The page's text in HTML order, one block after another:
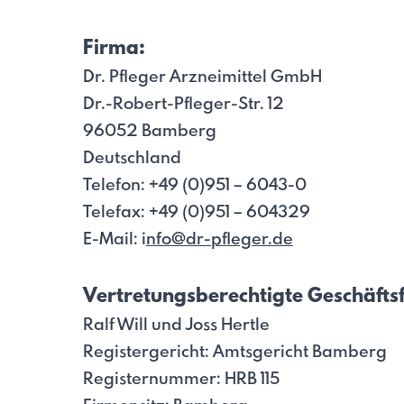
Firma:
Dr. Pfleger Arzneimittel GmbH
Dr.-Robert-Pfleger-Str. 12
96052 Bamberg
Deutschland
Telefon: +49 (0)951 – 6043-0
Telefax: +49 (0)951 – 604329
E-Mail: info@dr-pfleger.de
Vertretungsberechtigte
Ralf Will und Joss Hertle
Registergericht: Amtsgericht Bamberg
Registernummer: HRB 115